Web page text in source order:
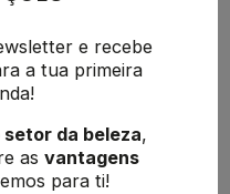
e recebe
a tua primeira
da beleza,
as vantagens
para ti!